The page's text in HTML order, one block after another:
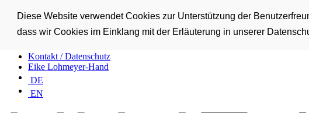
Diese Website verwendet Cookies zur Unterstützung der
dass wir Cookies im Einklang mit der Erläuterung in unserer
Home
Vita
Kontakt / Datenschutz
Eike Lohmeyer-Hand
DE
EN